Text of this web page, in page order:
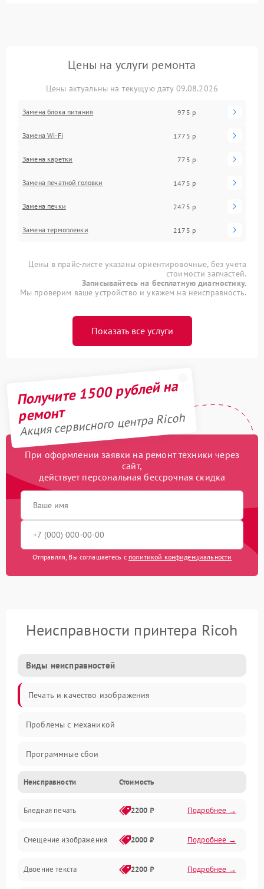
Цены на услуги ремонта
Цены актуальны на текущую дату 09.08.2026
Замена блока питания 975 р
Замена Wi-Fi 1775 р
Замена каретки 775 р
Замена печатной головки 1475 р
Замена печки 2475 р
Замена термопленки 2175 р
Цены в прайс-листе указаны ориентировочные, без учета
стоимости запчастей.
Записывайтесь на бесплатную диагностику.
Мы проверим ваше устройство и укажем на неисправность.
Показать все услуги
Получите 1500 рублей на
ремонт
Акция сервисного центра Ricoh
При оформлении заявки на ремонт техники через
сайт,
действует персональная бессрочная скидка
Отправляя, Вы соглашаетесь с политикой конфиденциальности
Неисправности принтера Ricoh
Виды неисправностей
Печать и качество изображения
Проблемы с механикой
Программные сбои
Программные ошибки
Картриджи и расходники
Механика и узлы
Подключение и интерфейсы
Неисправности Стоимость
Бледная печать 2200 ₽ Подробнее →
Смещение изображения 2000 ₽ Подробнее →
Двоение текста 2200 ₽ Подробнее →